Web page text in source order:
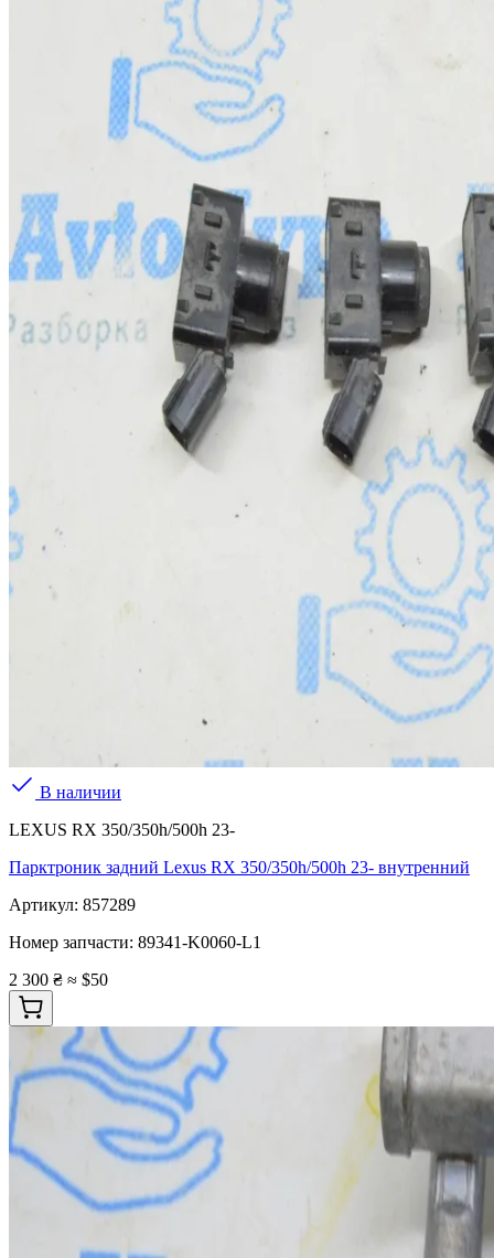
В наличии
LEXUS RX 350/350h/500h 23-
Парктроник задний Lexus RX 350/350h/500h 23- внутренний
Артикул: 857289
Номер запчасти: 89341-K0060-L1
2 300 ₴ ≈ $50